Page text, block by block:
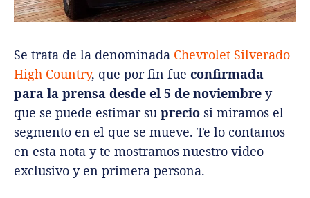
Se trata de la denominada Chevrolet Silverado
High Country, que por fin fue confirmada
para la prensa desde el 5 de noviembre y
que se puede estimar su precio si miramos el
segmento en el que se mueve. Te lo contamos
en esta nota y te mostramos nuestro video
exclusivo y en primera persona.